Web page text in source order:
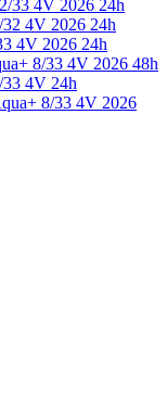
33 4V 2026 24h
4V 2026 24h
4V 2026 24h
8/33 4V 2026 48h
33 4V 24h
8/33 4V 2026